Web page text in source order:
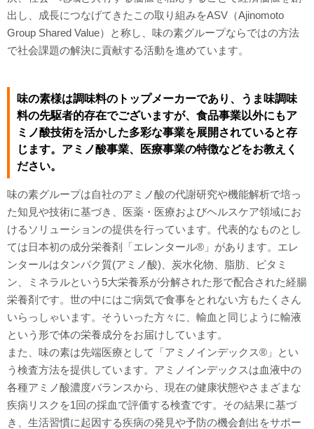
出し、成長につなげてきたこの取り組みをASV（Ajinomoto
Group Shared Value）と称し、味の素グループならではの方法
で社会課題の解決に貢献する活動を進めています。
味の素様は調味料のトップメーカーであり、うま味調味
料の先駆者的存在でございますが、食品事業以外にもア
ミノ酸技術を活かした多彩な事業を展開されていると存
じます。アミノ酸事業、医療事業の特徴などをお教えく
ださい。
味の素グループは自社のアミノ酸の代謝研究や機能解析で培っ
た知見や技術に基づき、医薬・医療およびヘルスケア領域にお
けるソリューションの提供を行っています。代表的なものとし
ては日本初の成分栄養剤「エレンタール®」があります。エレ
ンタールはタンパク質(アミノ酸)、炭水化物、脂肪、ビタミ
ン、ミネラルという5大栄養系が分解された形で配合された経腸
栄養剤です。世の中にはご病気で食事をとれない方もたくさん
いらっしゃいます。そういった方々に、輸血と同じように輸液
という形で体の栄養成分をお届けしています。
また、味の素は先端医療として「アミノインデックス®」とい
う検査方法を提供しています。アミノインデックスは血液中の
各種アミノ酸濃度バランスから、現在の健康状態やさまざまな
疾病リスクを1回の採血で評価する検査です。その結果に基づ
き、生活習慣に起因する疾病の発見や予防の機会創出をサポー